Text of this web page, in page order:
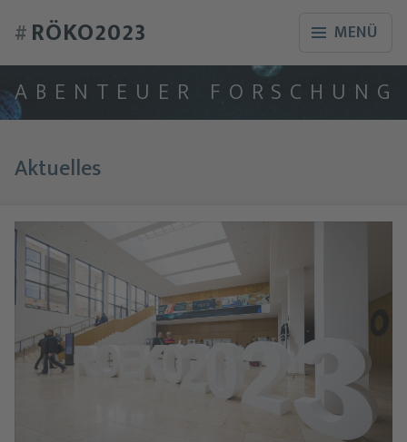
#RÖKO2023 MENÜ
A B E N T E U E R F O R S C H U N G
Aktuelles